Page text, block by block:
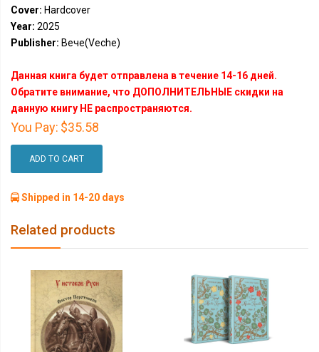
Cover: Hardcover
Year: 2025
Publisher: Вече(Veche)
Данная книга будет отправлена в течение 14-16 дней.
Обратите внимание, что ДОПОЛНИТЕЛЬНЫЕ скидки на
данную книгу НЕ распространяются.
You Pay: $35.58
ADD TO CART
Shipped in 14-20 days
Related products